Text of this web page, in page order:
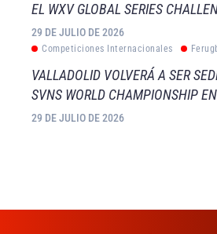
EL WXV GLOBAL SERIES
29 DE JULIO DE 2026
Competiciones Internacionales
VALLADOLID VOLVERÁ A SER
SVNS WORLD CHAMPIONSHIP
29 DE JULIO DE 2026